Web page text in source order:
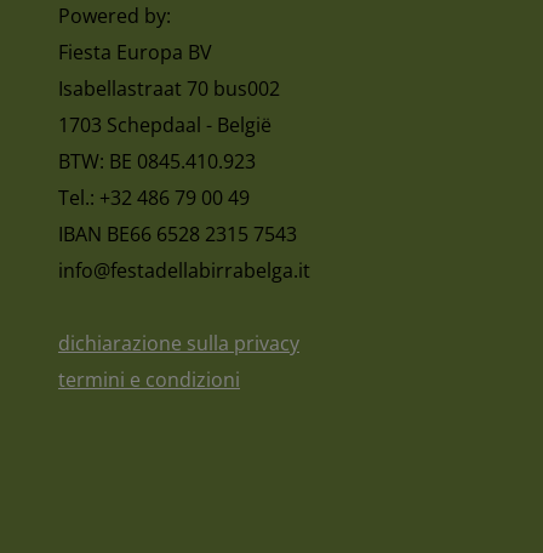
Powered by:
Fiesta Europa BV
Isabellastraat 70 bus002
1703 Schepdaal - België
BTW: BE 0845.410.923
Tel.: +32 486 79 00 49
IBAN BE66 6528 2315 7543
info@festadellabirrabelga.it
dichiarazione sulla privacy
termini e condizioni